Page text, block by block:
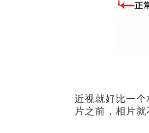
近视就好比一
片之前，相片